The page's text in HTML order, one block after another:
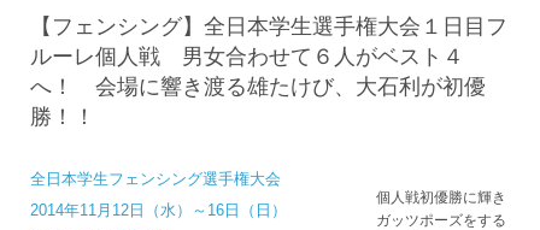
【フェンシング】全日本学生選手権大会１日目フ
ルーレ個人戦 男女合わせて６人がベスト４
へ！ 会場に響き渡る雄たけび、大石利が初優
勝！！
全日本学生フェンシング選手権大会
2014年11月12日（水）～16日（日）
個人戦初優勝に輝き
ガッツポーズをする